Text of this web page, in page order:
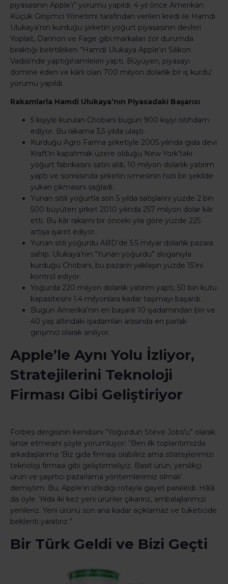
piyasasının Apple’ı” yorumu yapıldı. 4 yıl önce Amerikan
Küçük Girişimci Yönetimi tarafından verilen kredi ile Hamdi
Ulukaya’nın kurduğu şirketin yoğurt piyasasının devleri
Yoplait, Dannon ve Fage gibi markaları zor durumda
bıraktığı belirtilirken “Hamdi Ulukaya Apple’ın Silikon
Vadisi’nde yaptığıhamleleri yaptı. Büyüyen, piyasayı
domine eden ve kârlı olan 700 milyon dolarlık bir iş kurdu’
yorumu yapıldı.
Rakamlarla Hamdi Ulukaya’nın Piyasadaki Başarısı
5 kişiyle kurulan Chobani bugün 900 kişiyi istihdam
ediyor. Bu rakama 3,5 yılda ulaştı.
Kurduğu Agro Farma şirketiyle 2005 yılında gıda devi
Kraft’ın kapatmak üzere olduğu New York’taki
yoğurt fabrikasını satın aldı, 10 milyon dolarlık yatırım
yaptı ve sonrasında şirketin ivmesinin hızlı bir şekilde
yukarı çıkmasını sağladı.
Yunan sitili yoğurtla son 5 yılda satışlarını yüzde 2 bin
500 büyüten şirket 2010 yılında 257 milyon dolar kâr
etti. Bu kâr rakamı bir önceki yıla göre yüzde 225
artışa işaret ediyor.
Yunan stili yoğurdu ABD’de 5.5 milyar dolarlık pazara
sahip. Ulukaya’nın “Yunan yoğurdu” sloganıyla
kurduğu Chobani, bu pazarın yaklaşın yüzde 15’ini
kontrol ediyor.
Yoğurda 220 milyon dolarlık yatırım yaptı, 50 bin kutu
kapasitesini 1.4 milyonlara kadar taşımayı başardı.
Bugün Amerika’nın en başarılı 10 işadamından biri ve
40 yaş altındaki işadamları arasında en parlak
girişimci olarak anılıyor.
Apple’le Aynı Yolu İzliyor,
Stratejilerini Teknoloji
Firması Gibi Geliştiriyor
Forbes dergisinin kendisini “Yoğurdun Steve Jobs’u” olarak
lanse etmesini şöyle yorumluyor: “Ben ilk toplantımızda
arkadaşlarıma ‘Biz gıda firması olabiliriz ama stratejilerimizi
teknoloji firması gibi geliştirmeliyiz. Basit ürün, yenilikçi
ürün ve şaşırtıcı pazarlama yöntemlerimiz olmalı’
demiştim. Bu, Apple’ın izlediği rotayla gayet paraleldi. Hâlâ
da öyle. Yılda iki kez yeni ürünler çıkarırız, ambalajlarımızı
yenileriz. Yeni ürünü son ana kadar açıklamaz ve tüketicide
beklenti yaratırız.”
Bir Türk Geldi ve Bizi Geçti